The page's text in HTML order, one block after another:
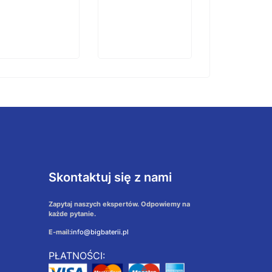
Skontaktuj się z nami
Zapytaj naszych ekspertów. Odpowiemy na
każde pytanie.
E-mail:info@bigbaterii.pl
PŁATNOŚCI: